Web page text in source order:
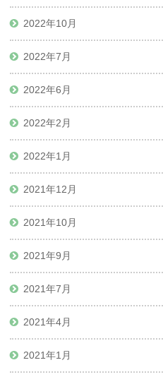
2022年10月
2022年7月
2022年6月
2022年2月
2022年1月
2021年12月
2021年10月
2021年9月
2021年7月
2021年4月
2021年1月